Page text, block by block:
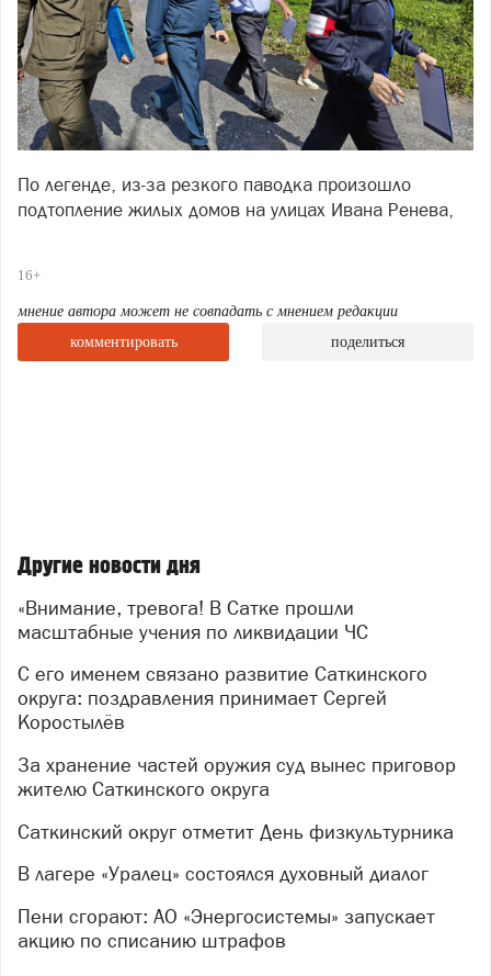
По легенде, из‑за резкого паводка произошло
подтопление жилых домов на улицах Ивана Ренева,
чёткой координации.
Перед стартом практических действий прошёл смотр
сил и средств Саткинского муниципального звена
администрации округа детально осмотрели
оборудование, пообщались с участниками и оценили
их готовность к работе в экстремальных условиях.
После условного сигнала тревоги оперативно
развернули штаб ликвидации ЧС. Полиция взяла под
контроль периметр и оцепила «опасную» территорию.
Специалисты управления ГОиЧС начали обход
жителей, разъясняя порядок действий в
чрезвычайной ситуации.
Особое внимание уделили тем, кто особенно
нуждается в помощи: маломобильных граждан
эвакуировала бригада скорой помощи. Для людей,
развёрнут пункт горячего питания — так проверили
не только оперативность служб, но и организацию
16+
мнение автора может не совпадать с мнением редакции
комментировать
поделиться
Другие новости дня
«Внимание, тревога! В Сатке прошли
масштабные учения по ликвидации ЧС
С его именем связано развитие Саткинского
округа: поздравления принимает Сергей
Коростылёв
За хранение частей оружия суд вынес приговор
жителю Саткинского округа
Саткинский округ отметит День физкультурника
В лагере «Уралец» состоялся духовный диалог
Пени сгорают: АО «Энергосистемы» запускает
акцию по списанию штрафов